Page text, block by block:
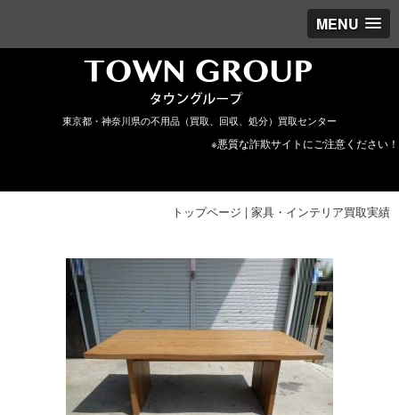
MENU
東京都・神奈川県の不用品（買取、回収、処分）買取センター
※悪質な詐欺サイトにご注意ください！
トップページ |家具・インテリア買取実績